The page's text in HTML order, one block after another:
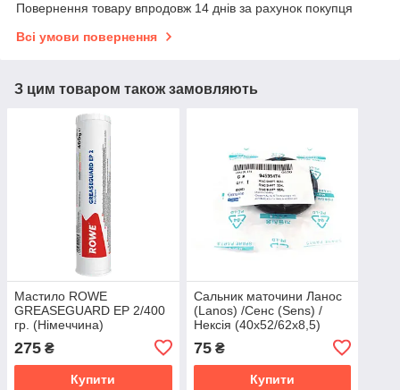
Повернення товару впродовж 14 днів за рахунок покупця
Всі умови повернення
З цим товаром також замовляють
Мастило ROWE
GREASEGUARD EP 2/400
гр. (Німеччина)
275 ₴
Купити
Сальник маточини Ланос
(Lanos) /Сенс (Sens) /
Нексія (40x52/62x8,5)
75₴
Купити